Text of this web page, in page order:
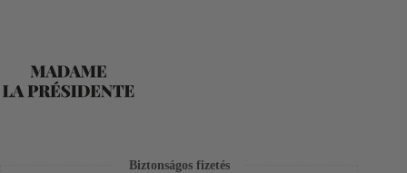
Biztonságos fizetés